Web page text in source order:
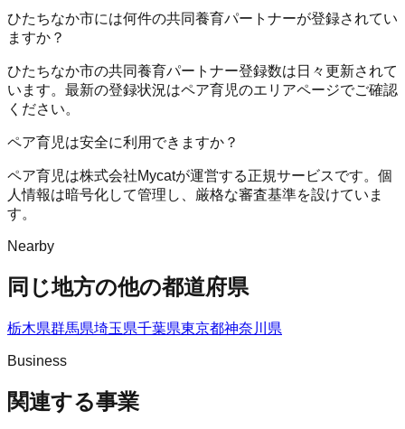
ひたちなか市には何件の共同養育パートナーが登録されてい
ますか？
ひたちなか市の共同養育パートナー登録数は日々更新されて
います。最新の登録状況はペア育児のエリアページでご確認
ください。
ペア育児は安全に利用できますか？
ペア育児は株式会社Mycatが運営する正規サービスです。個
人情報は暗号化して管理し、厳格な審査基準を設けていま
す。
Nearby
同じ地方の他の都道府県
栃木県群馬県埼玉県千葉県東京都神奈川県
Business
関連する事業